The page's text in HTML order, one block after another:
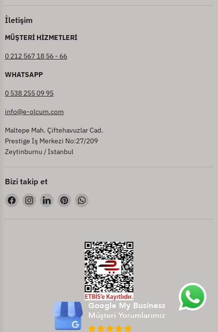
İletişim
MÜŞTERİ HİZMETLERİ
0 212 567 18 56 - 66
WHATSAPP
0 538 255 09 95
info@e-olcum.com
Maltepe Mah. Çiftehavuzlar Cad.
Prestige İş Merkezi No:27/209
Zeytinburnu / İstanbul
Bizi takip et
Bizi
Facebook&#39;de
bul
Bizi
Instagram&#39;de
bul
Bizi
LinkedIn&#39;de
bul
Bizi
Pinterest&#39;de
bul
Bizi
bul